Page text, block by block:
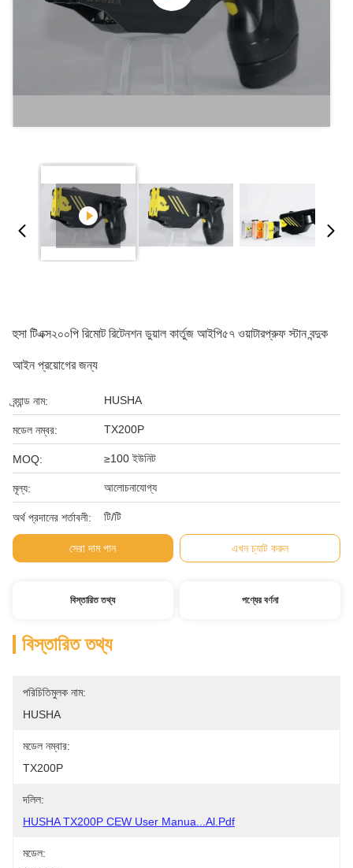
হুসা টিএক্স২০০পি রিমোট রিটেনশন ডুয়াল কার্তুজ আইপি৫৭ ওয়াটারপ্রুফ স্টান বন্দুক
আইন প্রয়োগের জন্য
ব্র্যান্ড নাম: HUSHA
মডেল নম্বর: TX200P
MOQ: ≥100 ইউনিট
মূল্য: আলোচনাযোগ্য
অর্থ প্রদানের শর্তাবলী: টি/টি
সেরা দাম পান এখন চ্যাট করুন
বিস্তারিত তথ্য পণ্যের বর্ণনা
বিস্তারিত তথ্য
পরিচিতিমুলক নাম:
HUSHA
মডেল নম্বার:
TX200P
দলিল:
HUSHA TX200P CEW User Manua...al.pdf
মডেল: